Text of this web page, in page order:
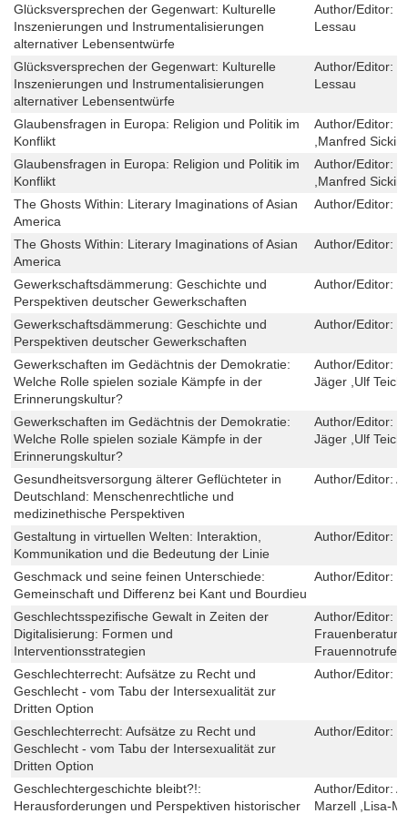
Glücksversprechen der Gegenwart: Kulturelle
Inszenierungen und Instrumentalisierungen
alternativer Lebensentwürfe
Author/Editor:
Lessau
Glücksversprechen der Gegenwart: Kulturelle
Inszenierungen und Instrumentalisierungen
alternativer Lebensentwürfe
Author/Editor:
Lessau
Glaubensfragen in Europa: Religion und Politik im
Konflikt
Author/Editor:
,Manfred
Glaubensfragen in Europa: Religion und Politik im
Konflikt
Author/Editor:
,Manfred
The Ghosts Within: Literary Imaginations of Asian
America
Author/Editor:
The Ghosts Within: Literary Imaginations of Asian
America
Author/Editor:
Gewerkschaftsdämmerung: Geschichte und
Perspektiven deutscher Gewerkschaften
Author/Editor:
Gewerkschaftsdämmerung: Geschichte und
Perspektiven deutscher Gewerkschaften
Author/Editor:
Gewerkschaften im Gedächtnis der Demokratie:
Welche Rolle spielen soziale Kämpfe in der
Erinnerungskultur?
Author/Editor:
Jäger ,Ulf
Gewerkschaften im Gedächtnis der Demokratie:
Welche Rolle spielen soziale Kämpfe in der
Erinnerungskultur?
Author/Editor:
Jäger ,Ulf
Gesundheitsversorgung älterer Geflüchteter in
Deutschland: Menschenrechtliche und
medizinethische Perspektiven
Author/Editor:
Gestaltung in virtuellen Welten: Interaktion,
Kommunikation und die Bedeutung der Linie
Author/Editor:
Geschmack und seine feinen Unterschiede:
Gemeinschaft und Differenz bei Kant und Bourdieu
Author/Editor:
Geschlechtsspezifische Gewalt in Zeiten der
Digitalisierung: Formen und
Interventionsstrategien
Author/Editor:
Geschlechterrecht: Aufsätze zu Recht und
Geschlecht - vom Tabu der Intersexualität zur
Dritten Option
Author/Editor:
Geschlechterrecht: Aufsätze zu Recht und
Geschlecht - vom Tabu der Intersexualität zur
Dritten Option
Author/Editor:
Geschlechtergeschichte bleibt?!:
Herausforderungen und Perspektiven historischer
Author/Editor:
Marzell ,Lisa-